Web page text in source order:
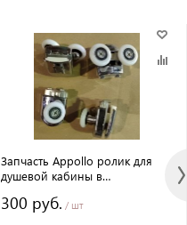
Запчасть Appollo ролик для
душевой кабины в
300 руб. / шт